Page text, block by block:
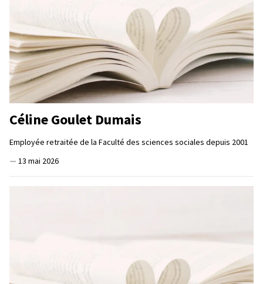
Céline Goulet Dumais
Employée retraitée de la Faculté des sciences sociales depuis 2001
— 13 mai 2026